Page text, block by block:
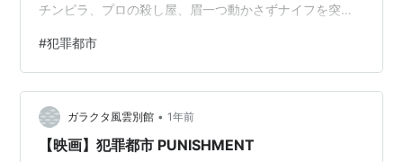
チンピラ、プロの殺し屋、眉一つ動かさずナイフを突き
ぱり強すぎて思わず笑っちゃうのであった。さいこう。
シリーズもう一作残っているのがうれしくてならん。
#犯罪都市
ガラクタ風雲別館 • 1年前
【映画】犯罪都市 PUNISHMENT